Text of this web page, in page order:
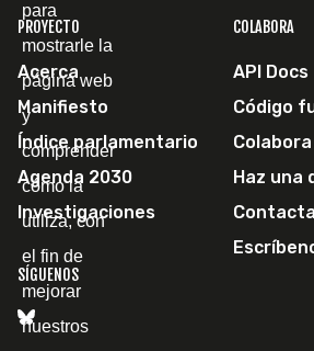
PROYECTO
Acerca
Manifiesto
Índice parlamentario
Agenda 2030
Investigaciones
COLABORA
API Docs
Código
Colabora
Haz una
Contacta
SÍGUENOS
para
mostrarle la
página web
y
comprender
cómo la
utiliza, con
el fin de
mejorar
nuestros